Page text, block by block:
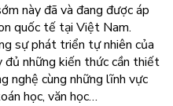
này đã và đang được áp
quốc tế tại Việt Nam.
sự phát triển tự nhiên của
đủ những kiến thức cần thiết
nghệ cùng những lĩnh vực
học, văn học…